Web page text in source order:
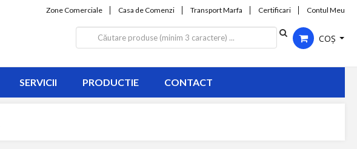
Zone Comerciale Casa de Comenzi Transport Marfa Certificari Contul Meu
COȘ
SERVICII PRODUCTIE CONTACT